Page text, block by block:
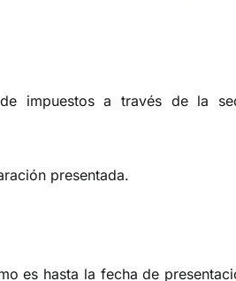
impuestos a través de la
presentada.
es hasta la fecha de